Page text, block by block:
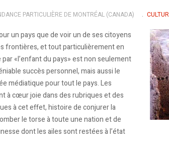
PARTICULIÈRE DE MONTRÉAL (CANADA)
un pays que de voir un de ses citoyens
frontières, et tout particulièrement en
«l’enfant du pays» est non seulement
succès personnel, mais aussi le
médiatique pour tout le pays. Les
à cœur joie dans des rubriques et des
à cet effet, histoire de conjurer la
le torse à toute une nation et de
dont les ailes sont restées à l’état